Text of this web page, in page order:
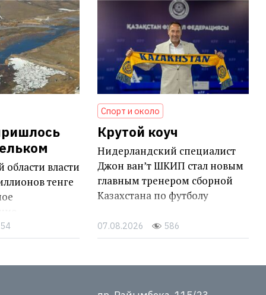
власти
тенге
Спорт и около
Крутой коуч
Нидерландский специалист
Джон ван’т ШКИП стал новым
главным тренером сборной
Казахстана по футболу
07.08.2026 586